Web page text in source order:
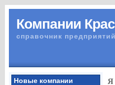
Компании
справочник
Новые компании
Я